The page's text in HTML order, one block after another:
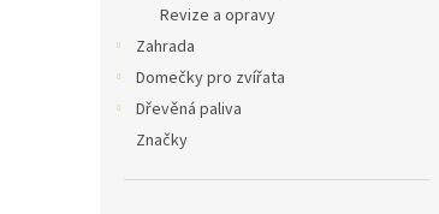
Revize a opravy
Zahrada
Domečky pro zvířata
Dřevěná paliva
Značky